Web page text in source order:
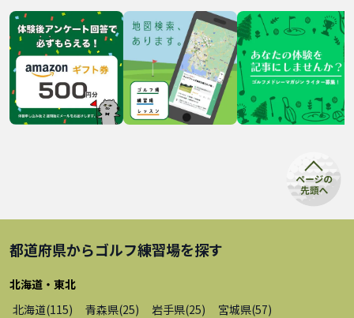
都道府県からゴルフ練習場を探す
北海道・東北
北海道(115) 青森県(25) 岩手県(25) 宮城県(57)